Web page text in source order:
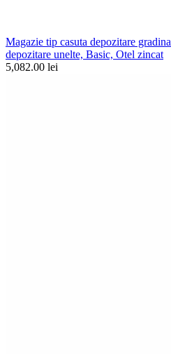
Magazie tip casuta depozitare
depozitare unelte, Basic, Otel zincat
5,082.00 lei